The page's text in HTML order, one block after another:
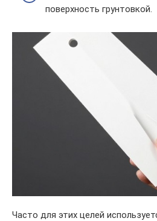
поверхность грунтовкой.
Часто для этих целей